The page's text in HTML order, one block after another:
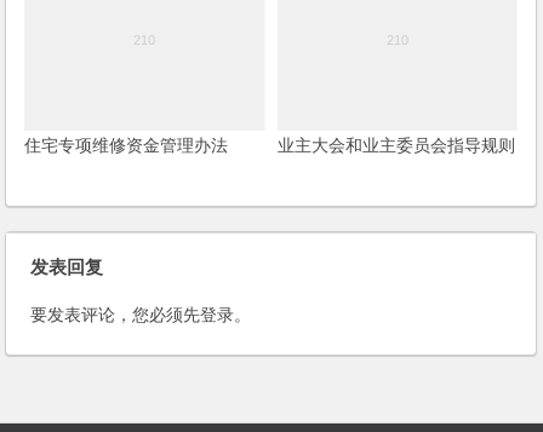
住宅专项维修资金管理办法 业主大会和业主委员会指导规则
发表回复
要发表评论，您必须先登录。